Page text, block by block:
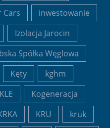
Cars
inwestowanie
Izolacja Jarocin
Spółka Węglowa
Kęty
kghm
KLE
Kogeneracja
KRU
kruk